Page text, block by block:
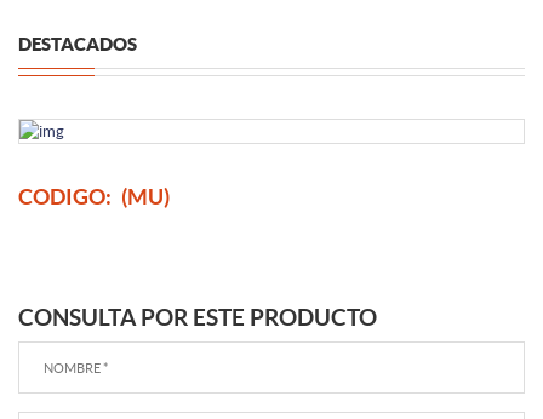
DESTACADOS
CODIGO: (MU)
CONSULTA POR ESTE PRODUCTO